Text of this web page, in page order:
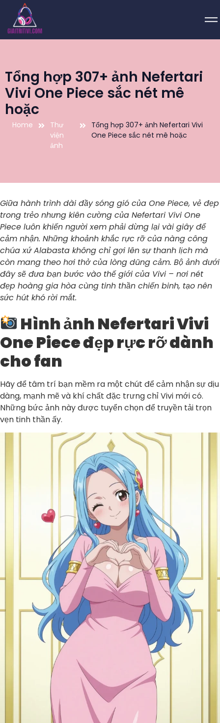
Tổng hợp 307+ ảnh Nefertari
Vivi One Piece sắc nét mê
hoặc
Home
Thư
viện
ảnh
Tổng hợp 307+ ảnh Nefertari Vivi
One Piece sắc nét mê hoặc
Giữa hành trình dài đầy sóng gió của One Piece, vẻ đẹp
trong trẻo nhưng kiên cường của Nefertari Vivi One
Piece luôn khiến người xem phải dừng lại vài giây để
cảm nhận. Những khoảnh khắc rực rỡ của nàng công
chúa xứ Alabasta không chỉ gợi lên sự thanh lịch mà
còn mang theo hơi thở của lòng dũng cảm. Bộ ảnh dưới
đây sẽ đưa bạn bước vào thế giới của Vivi – nơi nét
đẹp hoàng gia hòa cùng tinh thần chiến binh, tạo nên
sức hút khó rời mắt.
Hình ảnh Nefertari Vivi
One Piece đẹp rực rỡ dành
cho fan
Hãy để tâm trí bạn mềm ra một chút để cảm nhận sự dịu
dàng, mạnh mẽ và khí chất đặc trưng chỉ Vivi mới có.
Những bức ảnh này được tuyển chọn để truyền tải trọn
vẹn tinh thần ấy.